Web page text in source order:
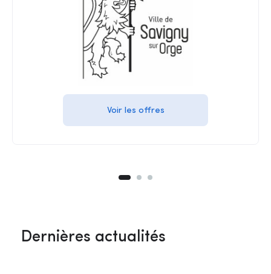
Voir les offres
Dernières actualités